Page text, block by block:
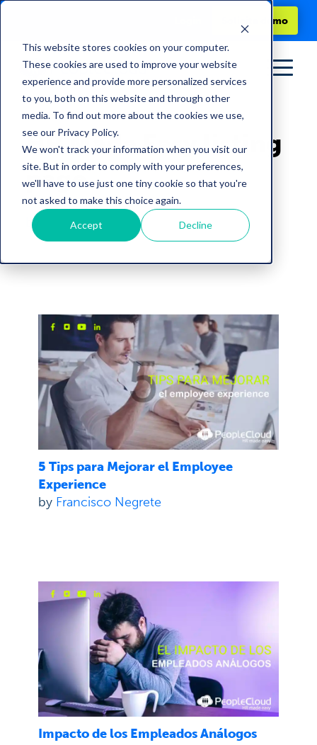
This website stores cookies on your computer.
These cookies are used to improve your website
experience and provide more personalized services
to you, both on this website and through other
media. To find out more about the cookies we use,
see our Privacy Policy.
We won't track your information when you visit our
site. But in order to comply with your preferences,
we'll have to use just one tiny cookie so that you're
not asked to make this choice again.
Accept Decline
Solicita demo
HR Made Easy listing
page
by PeopleCloud
5 Tips para Mejorar el Employee
Experience
by Francisco Negrete
Impacto de los Empleados Análogos